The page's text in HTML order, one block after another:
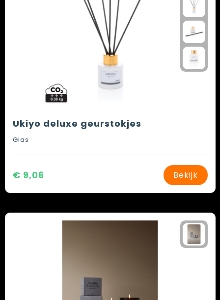
Ukiyo deluxe geurstokjes
Glas
€ 9,06 Bekijk